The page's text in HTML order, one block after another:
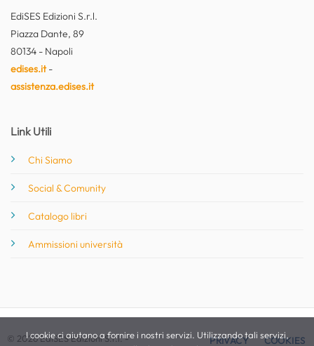
EdiSES Edizioni S.r.l.
Piazza Dante, 89
80134 - Napoli
edises.it-
assistenza.edises.it
Link Utili
Chi Siamo
Social & Comunity
Catalogo libri
Ammissioni università
© 2026 EdiSES Edizioni S.r.l. - PRIVACY COOKIES
I cookie ci aiutano a fornire i nostri servizi. Utilizzando tali servizi,